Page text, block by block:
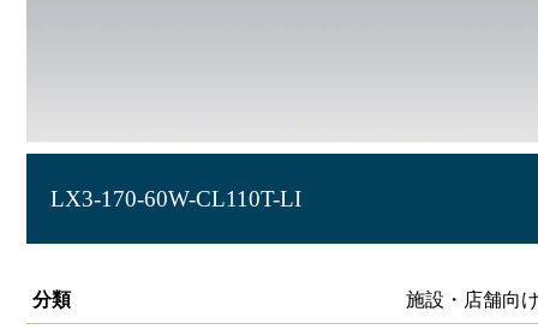
LX3-170-60W-CL110T-LI
分類
施設・店舗向